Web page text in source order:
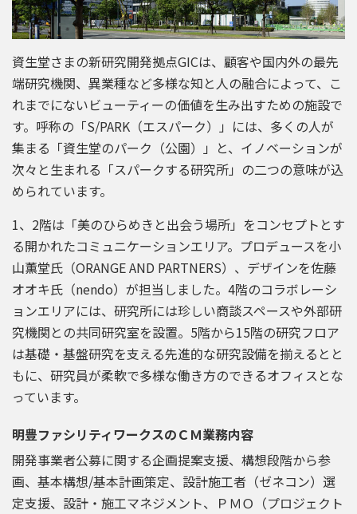
資生堂さまの新研究開発拠点GICは、顧客や国内外の最先
端研究機関、異業種など多様な知と人の融合によって、こ
れまでにないビューティーの価値を生み出すための施設で
す。呼称の「S/PARK（エスパーク）」には、多くの人が
集まる「資生堂のパーク（公園）」と、イノベーションが
次々と生まれる「スパークする研究所」の二つの意味が込
められています。
1、2階は「美のひらめきと出会う場所」をコンセプトとす
る開かれたコミュニケーションエリア。プロデュースを小
山薫堂氏（ORANGE AND PARTNERS）、デザインを佐藤
オオキ氏（nendo）が担当しました。4階のコラボレーシ
ョンエリアには、研究所には珍しい商談スペースや外部研
究機関との共同研究室を設置。5階から15階の研究フロア
は基礎・基盤研究を支える先進的な研究設備を揃えるとと
もに、研究員が柔軟で多様な働き方のできるオフィスとな
っています。
明豊ファシリティワークスのＣＭ業務内容
開発事業者公募に関する企画提案支援、構想段階から参
画、基本構想/基本計画策定、設計施工者（ゼネコン）選
定支援、設計・施工マネジメント、ＰＭＯ（プロジェクト